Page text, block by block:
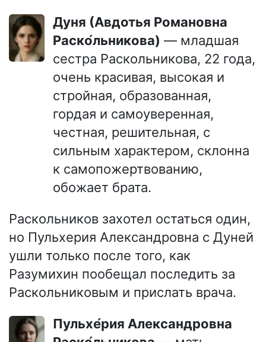
Дуня (Авдотья Романовна
Раско́льникова) — младшая
сестра Раскольникова, 22 года,
очень красивая, высокая и
стройная, образованная,
гордая и самоуверенная,
честная, решительная, с
сильным характером, склонна
к самопожертвованию,
обожает брата.
Раскольников захотел остаться один,
но Пульхерия Александровна с Дуней
ушли только после того, как
Разумихин пообещал последить за
Раскольниковым и прислать врача.
Пульхе́рия Александровна